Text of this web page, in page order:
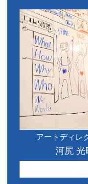
アートディレ
河尻 光